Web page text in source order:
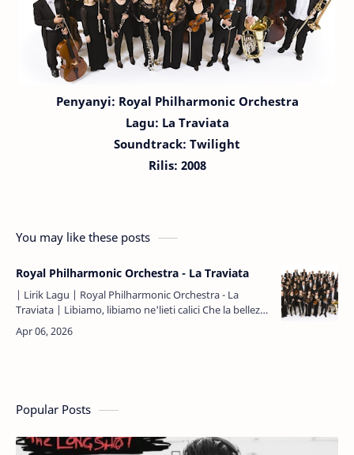
Penyanyi: Royal Philharmonic Orchestra
Lagu: La Traviata
Soundtrack: Twilight
Rilis: 2008
You may like these posts
Royal Philharmonic Orchestra - La Traviata
| Lirik Lagu | Royal Philharmonic Orchestra - La
Traviata | Libiamo, libiamo ne'lieti calici Che la belleza
infiora E la fuggevol ora s'inebrii A voluttà Libia…
Popular Posts